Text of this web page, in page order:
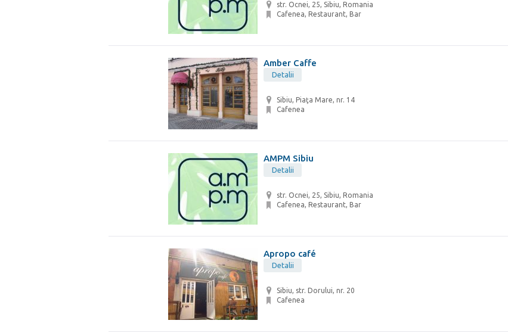
str. Ocnei, 25, Sibiu, Romania
Cafenea, Restaurant, Bar
Amber Caffe
Detalii
Sibiu, Piaţa Mare, nr. 14
Cafenea
AMPM Sibiu
Detalii
str. Ocnei, 25, Sibiu, Romania
Cafenea, Restaurant, Bar
Apropo café
Detalii
Sibiu, str. Dorului, nr. 20
Cafenea